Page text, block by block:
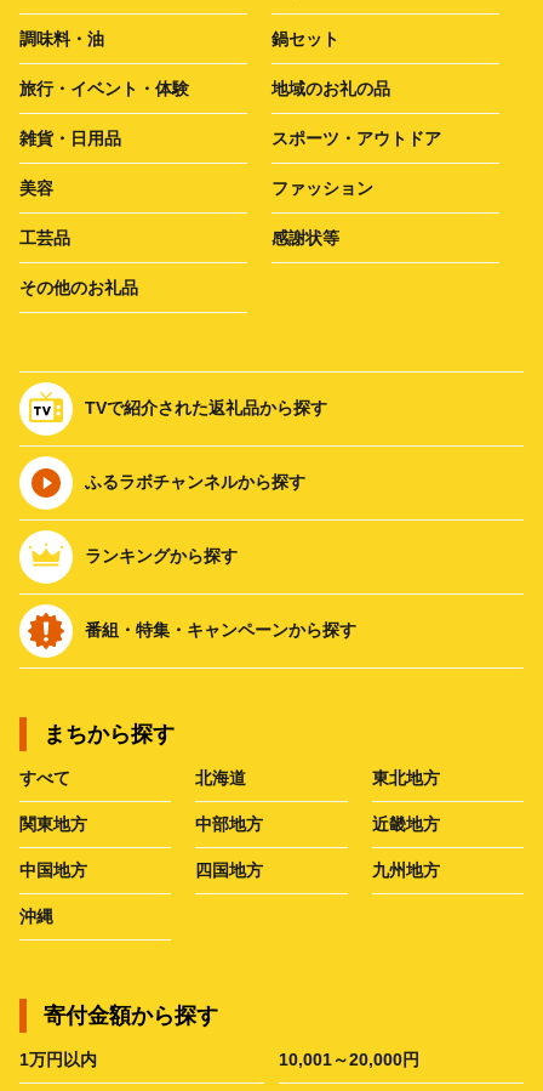
調味料・油 鍋セット
旅行・イベント・体験 地域のお礼の品
雑貨・日用品 スポーツ・アウトドア
美容 ファッション
工芸品 感謝状等
その他のお礼品
TVで紹介された返礼品から探す
ふるラボチャンネルから探す
ランキングから探す
番組・特集・キャンペーンから探す
まちから探す
すべて 北海道 東北地方
関東地方 中部地方 近畿地方
中国地方 四国地方 九州地方
沖縄
寄付金額から探す
1万円以内 10,001～20,000円